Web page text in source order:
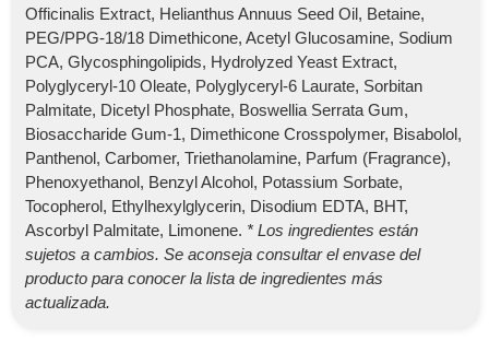
Officinalis Extract, Helianthus Annuus Seed Oil, Betaine,
PEG/PPG-18/18 Dimethicone, Acetyl Glucosamine, Sodium
PCA, Glycosphingolipids, Hydrolyzed Yeast Extract,
Polyglyceryl-10 Oleate, Polyglyceryl-6 Laurate, Sorbitan
Palmitate, Dicetyl Phosphate, Boswellia Serrata Gum,
Biosaccharide Gum-1, Dimethicone Crosspolymer, Bisabolol,
Panthenol, Carbomer, Triethanolamine, Parfum (Fragrance),
Phenoxyethanol, Benzyl Alcohol, Potassium Sorbate,
Tocopherol, Ethylhexylglycerin, Disodium EDTA, BHT,
Ascorbyl Palmitate, Limonene. * Los ingredientes están
sujetos a cambios. Se aconseja consultar el envase del
producto para conocer la lista de ingredientes más
actualizada.